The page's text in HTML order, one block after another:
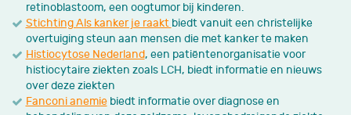
retinoblastoom, een oogtumor bij kinderen.
Stichting Als kanker je raakt biedt vanuit een christelijke
overtuiging steun aan mensen die met kanker te maken
Histiocytose Nederland, een patiëntenorganisatie voor
histiocytaire ziekten zoals LCH, biedt informatie en nieuws
over deze ziekten
Fanconi anemiebiedt informatie over diagnose en